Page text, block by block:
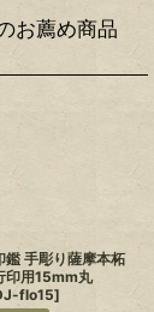
お薦め商品
鑑 手彫り薩摩本柘
印用15mm丸
flo15]